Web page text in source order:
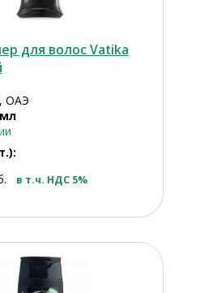
для волос Vatika
ОАЭ
в т.ч. НДС 5%